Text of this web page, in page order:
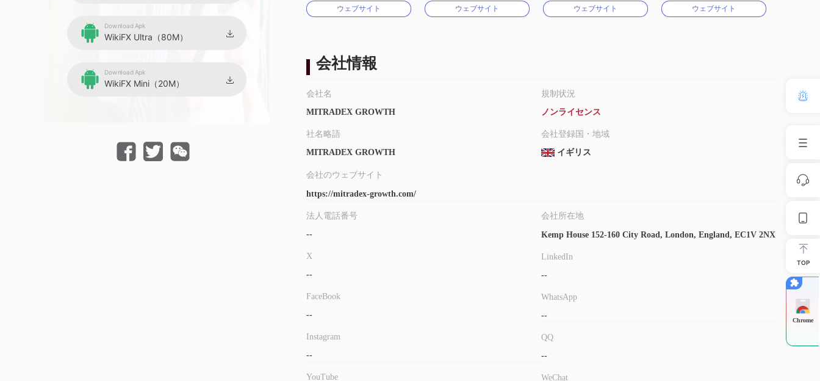
Download Apk
WikiFX Ultra（80M）
Download Apk
WikiFX Mini（20M）
ウェブサイト ウェブサイト ウェブサイト ウェブサイト
会社情報
会社名
MITRADEX GROWTH
社名略語
MITRADEX GROWTH
規制状況
ノンライセンス
会社登録国・地域
イギリス
会社のウェブサイト
https://mitradex-growth.com/
法人電話番号
--
X
--
FaceBook
--
Instagram
--
YouTube
会社所在地
Kemp House 152-160 City Road, London, England, EC1V 2NX
LinkedIn
--
WhatsApp
--
QQ
--
WeChat
TOP
Chrome